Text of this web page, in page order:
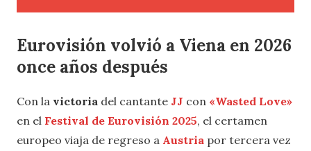
Eurovisión volvió a Viena en 2026
once años después
Con la victoria del cantante JJ con «Wasted Love»
en el Festival de Eurovisión 2025, el certamen
europeo viaja de regreso a Austria por tercera vez